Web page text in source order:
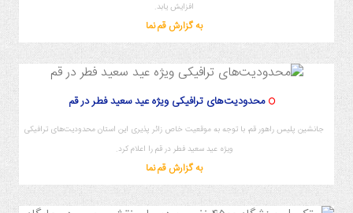
افزایش یابد.
به گزارش قم نما
محدودیت‌های ترافیکی ویژه عید سعید فطر در قم
جانشین پلیس راهور قم، با توجه به موقعیت خاص زائر پذیری این استان محدودیت‌های ترافیکی
ویژه عید سعید فطر در قم را اعلام کرد.
به گزارش قم نما